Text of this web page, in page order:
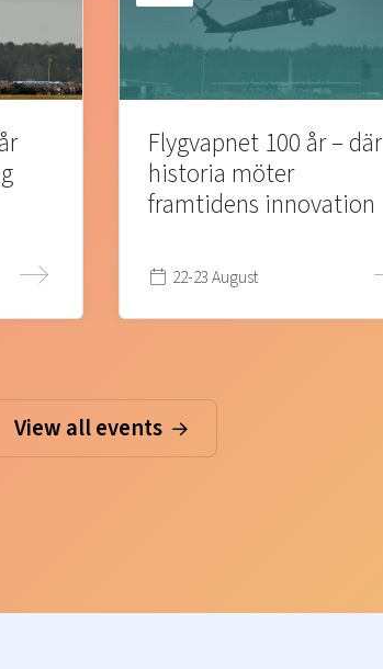
Flygvapnet 100 år – där
historia möter
framtidens innovation
22-23 August
View all events